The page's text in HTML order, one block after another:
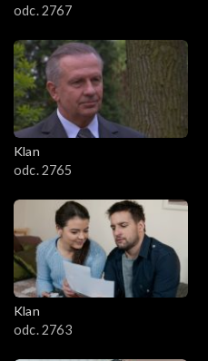
odc. 2767
Klan
odc. 2765
Klan
odc. 2763